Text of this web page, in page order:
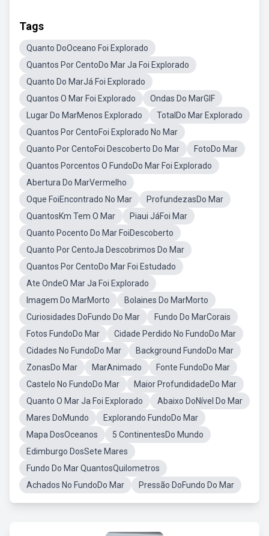
Tags
Quanto DoOceano Foi Explorado
Quantos Por CentoDo Mar Ja Foi Explorado
Quanto Do MarJá Foi Explorado
Quantos O Mar Foi Explorado
Ondas Do MarGIF
Lugar Do MarMenos Explorado
TotalDo Mar Explorado
Quantos Por CentoFoi Explorado No Mar
Quanto Por CentoFoi Descoberto Do Mar
FotoDo Mar
Quantos Porcentos O FundoDo Mar Foi Explorado
Abertura Do MarVermelho
Oque FoiEncontrado No Mar
ProfundezasDo Mar
QuantosKm Tem O Mar
Piaui JáFoi Mar
Quanto Pocento Do Mar FoiDescoberto
Quanto Por CentoJa Descobrimos Do Mar
Quantos Por CentoDo Mar Foi Estudado
Ate OndeO Mar Ja Foi Explorado
Imagem Do MarMorto
Bolaines Do MarMorto
Curiosidades DoFundo Do Mar
Fundo Do MarCorais
Fotos FundoDo Mar
Cidade Perdido No FundoDo Mar
Cidades No FundoDo Mar
Background FundoDo Mar
ZonasDo Mar
MarAnimado
Fonte FundoDo Mar
Castelo No FundoDo Mar
Maior ProfundidadeDo Mar
Quanto O Mar Ja Foi Explorado
Abaixo DoNível Do Mar
Mares DoMundo
Explorando FundoDo Mar
Mapa DosOceanos
5 ContinentesDo Mundo
Edimburgo DosSete Mares
Fundo Do Mar QuantosQuilometros
Achados No FundoDo Mar
Pressão DoFundo Do Mar